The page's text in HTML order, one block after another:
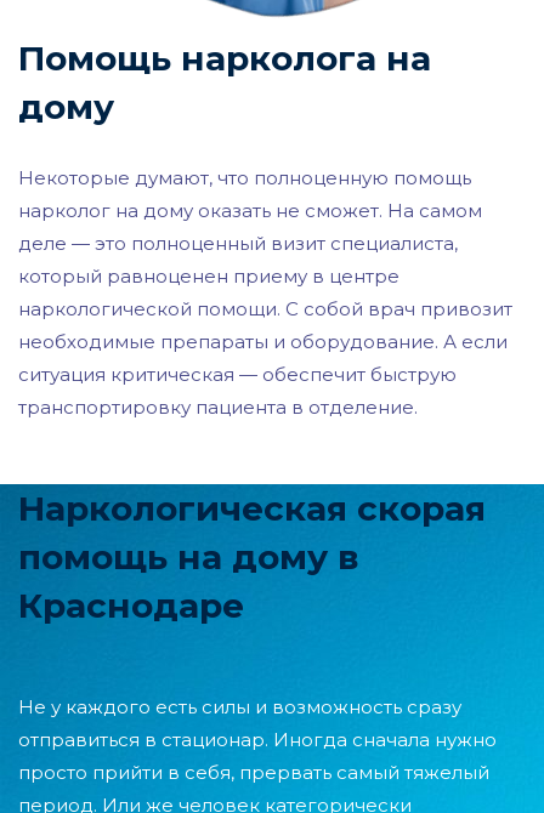
Помощь нарколога на
дому
Некоторые думают, что полноценную помощь
нарколог на дому оказать не сможет. На самом
деле — это полноценный визит специалиста,
который равноценен приему в центре
наркологической помощи. С собой врач привозит
необходимые препараты и оборудование. А если
ситуация критическая — обеспечит быструю
транспортировку пациента в отделение.
Наркологическая скорая
помощь на дому в
Краснодаре
Не у каждого есть силы и возможность сразу
отправиться в стационар. Иногда сначала нужно
просто прийти в себя, прервать самый тяжелый
период. Или же человек категорически